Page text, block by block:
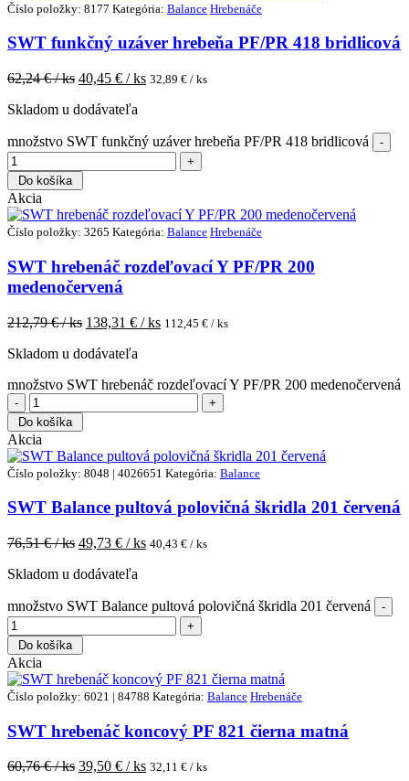
Číslo položky: 8177 Kategória: Balance Hrebenáče
SWT funkčný uzáver hrebeňa PF/PR 418 bridlicová
62,24€ / ks 40,45 € / ks 32,89 € / ks
Skladom u dodávateľa
množstvo SWT funkčný uzáver hrebeňa PF/PR 418 bridlicová
Do košíka
Akcia
Číslo položky: 3265 Kategória: Balance Hrebenáče
SWT hrebenáč rozdeľovací Y PF/PR 200
medenočervená
212,79€ / ks 138,31 € / ks 112,45 € / ks
Skladom u dodávateľa
množstvo SWT hrebenáč rozdeľovací Y PF/PR 200 medenočervená
Do košíka
Akcia
Číslo položky: 8048 | 4026651 Kategória: Balance
SWT Balance pultová polovičná škridla 201 červená
76,51€ / ks 49,73 € / ks 40,43 € / ks
Skladom u dodávateľa
množstvo SWT Balance pultová polovičná škridla 201 červená
Do košíka
Akcia
Číslo položky: 6021 | 84788 Kategória: Balance Hrebenáče
SWT hrebenáč koncový PF 821 čierna matná
60,76€ / ks 39,50 € / ks 32,11 € / ks